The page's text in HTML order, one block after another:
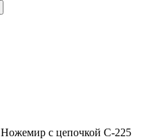
с цепочкой C-225